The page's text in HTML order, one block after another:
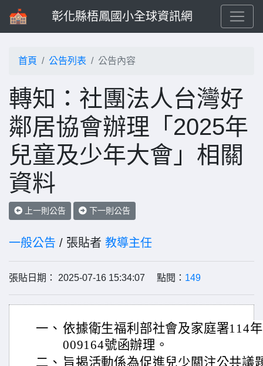
彰化縣梧鳳國小全球資訊網
首頁 公告列表 公告內容
轉知：社團法人台灣好
鄰居協會辦理「2025年
兒童及少年大會」相關
資料
上一則公告 下一則公告
一般公告 / 張貼者 教導主任
張貼日期： 2025-07-16 15:34:07 點閱： 149
一、 依據衛生福利部社會及家庭署114
009164號函辦理。
二、 旨揭活動係為促進兒少關注公共議